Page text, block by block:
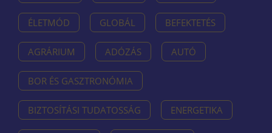
ÉLETMÓD GLOBÁL BEFEKTETÉS
AGRÁRIUM ADÓZÁS AUTÓ
BOR ÉS GASZTRONÓMIA
BIZTOSÍTÁSI TUDATOSSÁG ENERGETIKA